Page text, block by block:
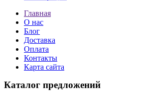
Главная
О нас
Блог
Доставка
Оплата
Контакты
Карта сайта
Каталог предложений